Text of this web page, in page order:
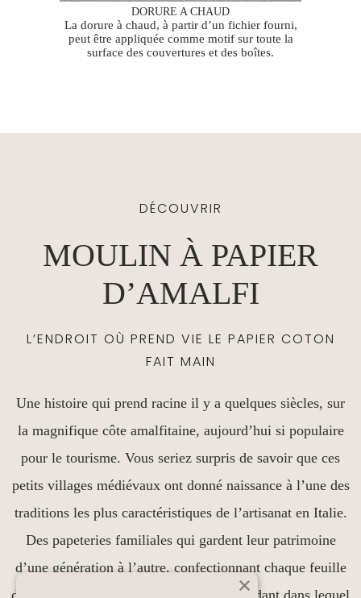
DORURE A CHAUD
La dorure à chaud, à partir d’un fichier fourni,
peut être appliquée comme motif sur toute la
surface des couvertures et des boîtes.
DÉCOUVRIR
MOULIN À PAPIER
D’AMALFI
L’ENDROIT OÙ PREND VIE LE PAPIER COTON
FAIT MAIN
Une histoire qui prend racine il y a quelques siècles, sur
la magnifique côte amalfitaine, aujourd’hui si populaire
pour le tourisme. Vous seriez surpris de savoir que ces
petits villages médiévaux ont donné naissance à l’une des
traditions les plus caractéristiques de l’artisanat en Italie.
Des papeteries familiales qui gardent leur patrimoine
d’une génération à l’autre, confectionnant chaque feuille
de papier à la main ! Dans le monde trépidant dans lequel
×